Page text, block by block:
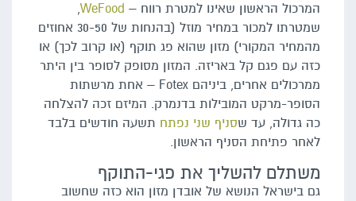
המרכול הראשון שאינו למטרת רווח – WeFood
,
שמטרתו למכור במחיר מוזל (בהנחות של 30-50 אחוזים
מהמחיר המקורי) מזון שהוא פג תוקף (או קרוב לכך) או
כזה עם פגם קל באריזה. המזון מסופק לסופר בין היתר
ממרכולים אחרים, ביניהם Fotex – אחת מרשתות
הסופר-מרקט המובילות בדנמרק. המיזם זכה להצלחה
כה גדולה, עד שסניף שני נפתח תשעה חודשים בלבד
לאחר פתיחת הסניף הראשון.
משתלם להשליך את פגי-התוקף
גם בישראל הנושא של אובדן מזון הוא כזה שחשוב